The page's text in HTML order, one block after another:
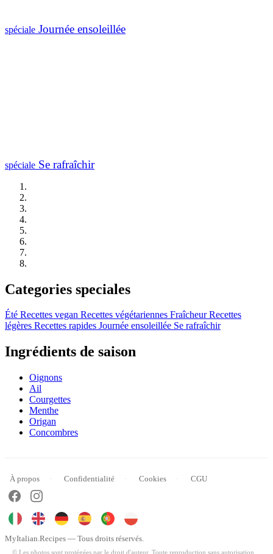
spéciale Journée ensoleillée
spéciale Se rafraîchir
Categories speciales
Été Recettes vegan Recettes végétariennes Fraîcheur Recettes
légères Recettes rapides Journée ensoleillée Se rafraîchir
Ingrédients de saison
Oignons
Ail
Courgettes
Menthe
Origan
Concombres
À propos Confidentialité Cookies CGU
MyItalian.Recipes — Tous droits réservés.
© Les photos sont protégées par le droit d'auteur. Toute reproduction sans autorisation